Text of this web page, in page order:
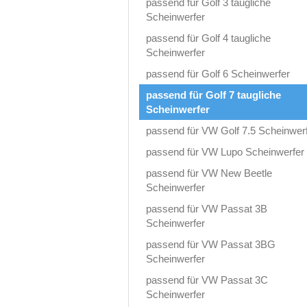
passend für Golf 3 taugliche
Scheinwerfer
passend für Golf 4 taugliche
Scheinwerfer
passend für Golf 6 Scheinwerfer
passend für Golf 7 taugliche
Scheinwerfer
passend für VW Golf 7.5
passend für VW Lupo Scheinwerfer
passend für VW New Beetle
Scheinwerfer
passend für VW Passat 3B
Scheinwerfer
passend für VW Passat 3BG
Scheinwerfer
passend für VW Passat 3C
Scheinwerfer